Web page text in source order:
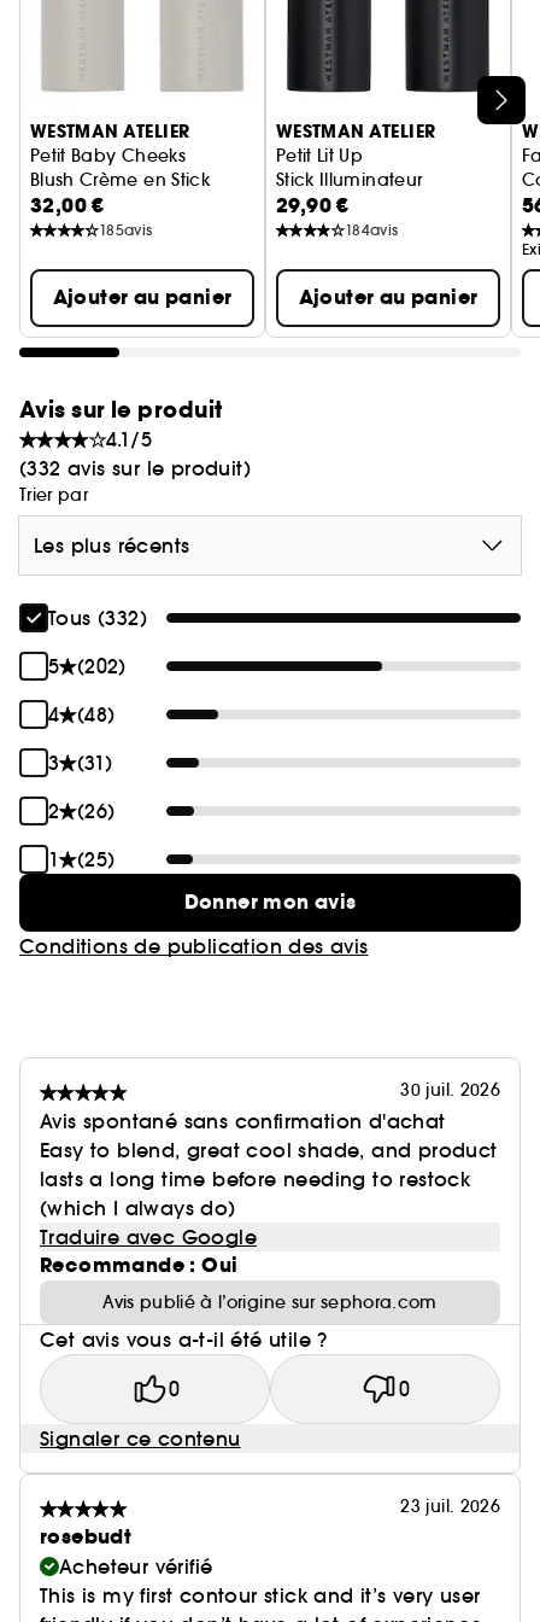
formule.
- Technologie pigmentaire biomimétique :
protection antipollution imitant la peau.
- Sans parabènes, sans PEG, sans talc, sans
phtalates, sans parfums synthétiques.
Ignorer le carrousel produits
WESTMAN ATELIER
Petit Baby Cheeks
Blush Crème en Stick
32,00 €
185avis
Ajouter au panier
WESTMAN ATELIER
Petit Lit Up
Stick Illuminateur
29,90 €
184avis
Ajouter au panier
Avis sur le produit
4.1/5
(332 avis sur le produit)
Trier par
Les plus récents
Tous (332)
5
(202)
4
(48)
3
(31)
2
(26)
1
(25)
Donner mon avis
Conditions de publication des avis
30 juil. 2026
Avis spontané sans confirmation d'achat
Easy to blend, great cool shade, and product
lasts a long time before needing to restock
(which I always do)
Traduire avec Google
Recommande : Oui
Avis publié à l’origine sur sephora.com
Cet avis vous a-t-il été utile ?
0 0
Signaler ce contenu
23 juil. 2026
rosebudt
Acheteur vérifié
This is my first contour stick and it’s very user